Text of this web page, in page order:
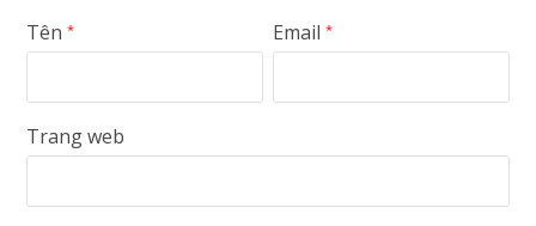
Tên* Email*
Trang web